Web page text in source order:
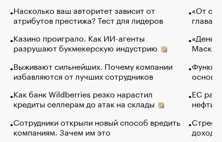
Насколько ваш авторитет зависит от
атрибутов престижа? Тест для лидеров
Казино проиграло. Как ИИ-агенты
разрушают букмекерскую индустрию
Выживают сильнейших. Почему компании
избавляются от лучших сотрудников
Как банк Wildberries резко нарастил
кредиты селлерам до атак на склады
Сотрудники открыли новый способ вредить
компаниям. Зачем им это
«От
глава
Маск в
основ
ЕС
нефти